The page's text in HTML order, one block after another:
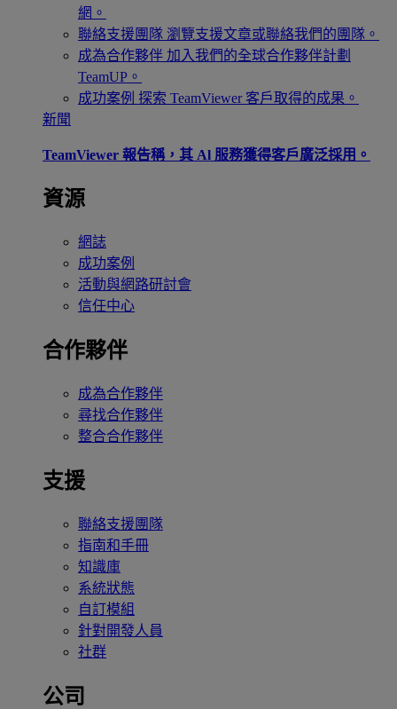
網。
聯絡支援團隊 瀏覽支援文章或聯絡我們的團隊。
成為合作夥伴 加入我們的全球合作夥伴計劃
TeamUP。
成功案例 探索 TeamViewer 客戶取得的成果。
新聞
TeamViewer 報告稱，其 Al 服務獲得客戶廣泛採用。
資源
網誌
成功案例
活動與網路研討會
信任中心
合作夥伴
成為合作夥伴
尋找合作夥伴
整合合作夥伴
支援
聯絡支援團隊
指南和手冊
知識庫
系統狀態
自訂模組
針對開發人員
社群
公司